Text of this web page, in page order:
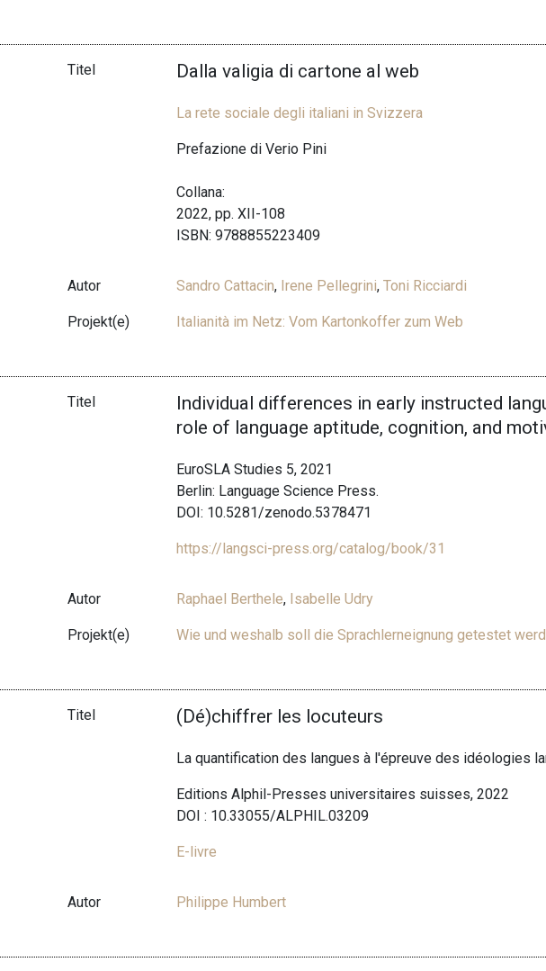
Titel Dalla valigia di cartone al web
La rete sociale degli italiani in Svizzera
Prefazione di Verio Pini
Collana:
2022, pp. XII-108
ISBN: 9788855223409
Autor Sandro Cattacin, Irene Pellegrini,Toni Ricciardi
Projekt(e) Italianità im Netz: Vom Kartonkoffer zum Web
Titel
Individual differences in early instructed
role of language aptitude, cognition, and
EuroSLA Studies 5, 2021
Berlin: Language Science Press.
DOI: 10.5281/zenodo.5378471
https://langsci-press.org/catalog/book/31
Autor Raphael Berthele, Isabelle Udry
Projekt(e) Wie und weshalb soll die Sprachlerneignung getestet
Titel (Dé)chiffrer les locuteurs
La quantification des langues à l'épreuve des idéologies
Editions Alphil-Presses universitaires suisses, 2022
DOI : 10.33055/ALPHIL.03209
E-livre
Autor Philippe Humbert